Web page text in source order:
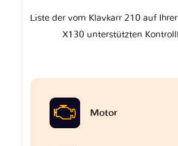
Liste der vom Klavkarr 210 auf
X130 unterstützten
Motor